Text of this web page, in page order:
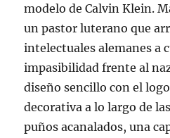
modelo de Calvin Klein.
un pastor luterano que
intelectuales alemanes a
impasibilidad frente al
diseño sencillo con el
decorativa a lo largo de
puños acanalados, una